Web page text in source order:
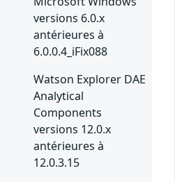
versions 6.0.x
antérieures à
6.0.0.4_iFix088
Watson Explorer DAE
Analytical
Components
versions 12.0.x
antérieures à
12.0.3.15